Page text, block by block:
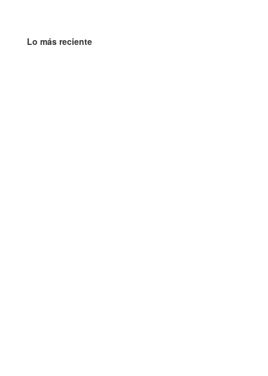
Lo más reciente